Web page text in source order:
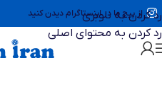
رد کردن به ناوبری
رد کردن به محتوای اصلی
از پیج ما در اینستاگرام دیدن کنید